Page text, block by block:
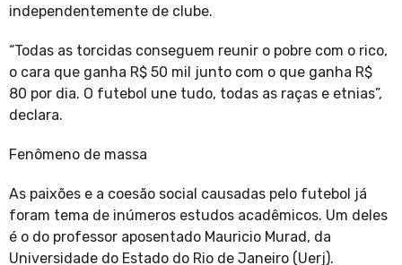
independentemente de clube.
“Todas as torcidas conseguem reunir o pobre com o rico,
o cara que ganha R$ 50 mil junto com o que ganha R$
80 por dia. O futebol une tudo, todas as raças e etnias”,
declara.
Fenômeno de massa
As paixões e a coesão social causadas pelo futebol já
foram tema de inúmeros estudos acadêmicos. Um deles
é o do professor aposentado Mauricio Murad, da
Universidade do Estado do Rio de Janeiro (Uerj).